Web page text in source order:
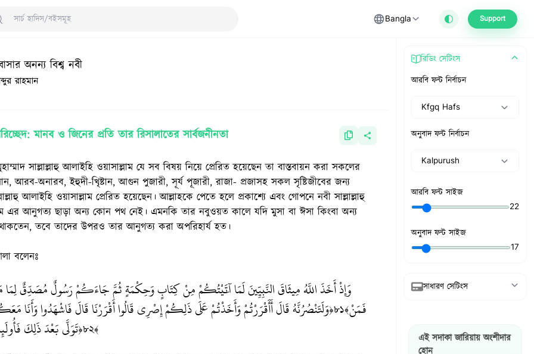
Hadith/Books Bangla Support
অনন্য বিশ্ব নবী
রাহমান
মানব ও জিনের প্রতি তার রিসালাতের সার্বজনীনতা
সাল্লাল্লাহু আলাইহি ওয়াসাল্লাম যে সব বিষয় নিয়ে প্রেরিত হয়েছেন তা বাস্তবায়ন করা সকলের
আরব-অনারব, ইহুদী-খিৃষ্টান, আগুন পুজারী, সূর্য পূজারী, রাজা- প্রজাসহ সকল সৃষ্টিজীবের জন্য
আলাইহি ওয়াসাল্লাম প্রেরিত হয়েছেন। আল্লাহকে পেতে হলে প্রকাশ্যে এবং গোপনে নবী সাল্লাল্লাহু
এর আনুগত্য ছাড়া অন্য কোন পথ নেই। এমনকি তার নবুওয়ত কালে যদি মুসা বা ঈসা কিংবা অন্য
তবে তাদের উপরও তার আনুগত্য করা অপরিহার্য হত।
বলেনঃ
وَإِذْ أَخَذَ اللَّهُ مِيثَاقَ النَّبِيِّينَ لَمَا آَتَيْتُكُمْ مِنْ كِتَابٍ وَحِكْمَةٍ ثُمَّ جَاءَكُمْ رَسُولٌ مُصَدِّقٌ
وَلَتَنْصُرُنَّهُ قَالَ أَأَقْرَرْتُمْ وَأَخَذْتُمْ عَلَى ذَلِكُمْ إِصْرِي قَالُوا أَقْرَرْنَا قَالَ فَاشْهَدُوا وَأَنَا﴿৮১﴾فَمَنْ
تَوَلَّى بَعْدَ ذَلِكَ﴿৮২﴾
রিডিং সেটিংস
আরবি ফন্ট নির্বাচন
Kfgq Hafs
অনুবাদ ফন্ট নির্বাচন
Kalpurush
আরবি ফন্ট সাইজ
22
অনুবাদ ফন্ট সাইজ
17
সাধারণ সেটিংস
অনুবাদ দেখান
এই সদাকা জারিয়ায় অংশীদার
হোন